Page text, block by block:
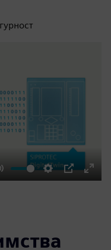
Settings
PIP
Enter